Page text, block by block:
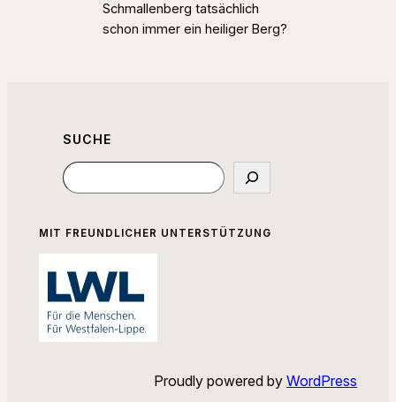
Schmallenberg tatsächlich
schon immer ein heiliger Berg?
SUCHE
Suchen
MIT FREUNDLICHER UNTERSTÜTZUNG
Proudly powered byWordPress